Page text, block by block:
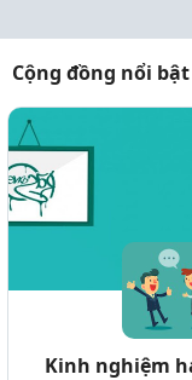
Cộng đồng nổi bật
Kinh nghiệm